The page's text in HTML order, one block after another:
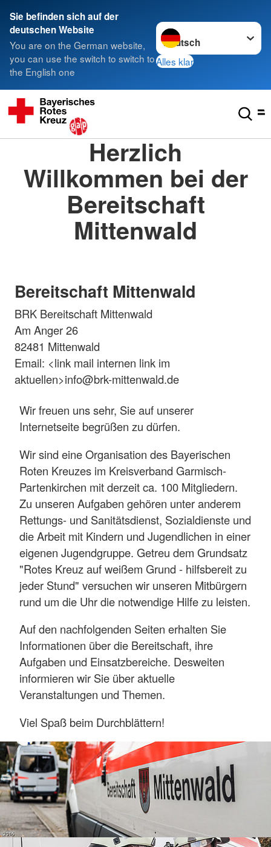
Sie befinden sich auf der
deutschen Website
You are on the German website,
you can use the switch to switch to
the English one
Sprache wechseln zu
Alles klar
Herzlich
Willkommen bei der
Bereitschaft
Mittenwald
Bereitschaft Mittenwald
BRK Bereitschaft Mittenwald
Am Anger 26
82481 Mittenwald
Email: <link mail internen link im
aktuellen>info@brk-mittenwald.de
Wir freuen uns sehr, Sie auf unserer
Internetseite begrüßen zu dürfen.
Wir sind eine Organisation des Bayerischen
Roten Kreuzes im Kreisverband Garmisch-
Partenkirchen mit derzeit ca. 100 Mitgliedern.
Zu unseren Aufgaben gehören unter anderem
Rettungs- und Sanitätsdienst, Sozialdienste und
die Arbeit mit Kindern und Jugendlichen in einer
eigenen Jugendgruppe. Getreu dem Grundsatz
"Rotes Kreuz auf weißem Grund - hilfsbereit zu
jeder Stund" versuchen wir unseren Mitbürgern
rund um die Uhr die notwendige Hilfe zu leisten.
Auf den nachfolgenden Seiten erhalten Sie
Informationen über die Bereitschaft, ihre
Aufgaben und Einsatzbereiche. Desweiten
informieren wir Sie über aktuelle
Veranstaltungen und Themen.
Viel Spaß beim Durchblättern!